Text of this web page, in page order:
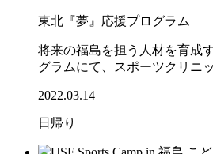
東北『夢』応援プログラム
将来の福島を担う人材を育成
グラムにて、スポーツクリニ
2022.03.14
日帰り